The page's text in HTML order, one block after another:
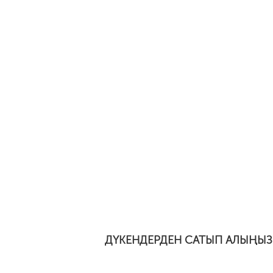
ДҮКЕНДЕРДЕН САТЫП